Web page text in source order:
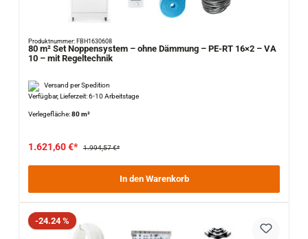
Produktnummer: FBH1630608
80 m² Set Noppensystem – ohne Dämmung – PE-RT 16×2 – VA
10 – mit Regeltechnik
Versand per Spedition
Verfügbar, Lieferzeit: 6-10 Arbeitstage
Verlegefläche:80 m²
1.621,60 €* 1.994,57 €*
In den Warenkorb
Rabatt
-24.24 %